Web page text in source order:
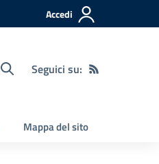
Accedi
Seguici su:
Mappa del sito